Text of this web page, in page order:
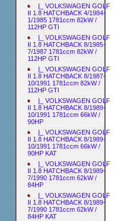
|_ VOLKSWAGEN GOLF
II 1.8 HATCHBACK 4/1984-
1/1985 1781ccm 82kW /
112HP GTI
|_ VOLKSWAGEN GOLF
II 1.8 HATCHBACK 8/1985-
7/1987 1781ccm 82kW /
112HP GTI
|_ VOLKSWAGEN GOLF
II 1.8 HATCHBACK 8/1987-
10/1991 1781ccm 82kW /
112HP GTI
|_ VOLKSWAGEN GOLF
II 1.8 HATCHBACK 8/1989-
10/1991 1781ccm 66kW /
90HP
|_ VOLKSWAGEN GOLF
II 1.8 HATCHBACK 8/1989-
10/1991 1781ccm 66kW /
90HP KAT
|_ VOLKSWAGEN GOLF
II 1.8 HATCHBACK 8/1989-
7/1990 1781ccm 62kW /
84HP
|_ VOLKSWAGEN GOLF
II 1.8 HATCHBACK 8/1989-
7/1990 1781ccm 62kW /
84HP KAT